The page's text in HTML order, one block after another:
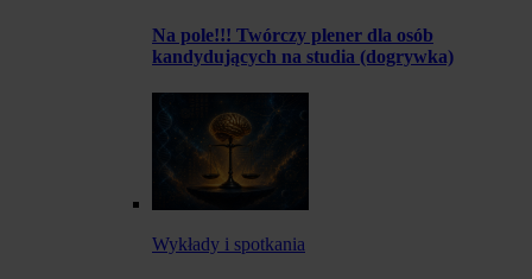
Na pole!!! Twórczy plener dla osób
kandydujących na studia (dogrywka)
Wykłady i spotkania